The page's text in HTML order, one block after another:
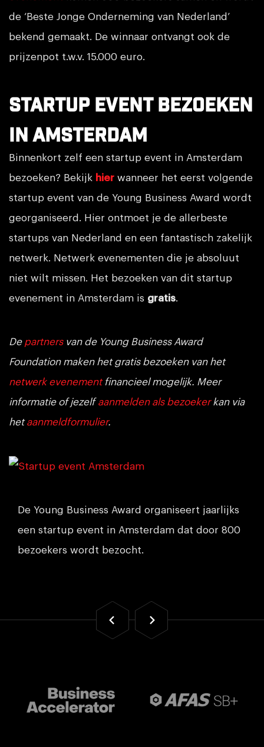
de ‘Beste Jonge Onderneming van Nederland’
bekend gemaakt. De winnaar ontvangt ook de
prijzenpot t.w.v. 15.000 euro.
Startup event bezoeken
in Amsterdam
Binnenkort zelf een startup event in Amsterdam
bezoeken? Bekijk hier wanneer het eerst volgende
startup event van de Young Business Award wordt
georganiseerd. Hier ontmoet je de allerbeste
startups van Nederland en een fantastisch zakelijk
netwerk. Netwerk evenementen die je absoluut
niet wilt missen. Het bezoeken van dit startup
evenement in Amsterdam is gratis.
De partnersvan de Young Business Award
Foundation maken het gratis bezoeken van het
netwerk evenementfinancieel mogelijk. Meer
informatie of jezelf aanmelden als bezoekerkan via
hetaanmeldformulier.
De Young Business Award organiseert jaarlijks
een startup event in Amsterdam dat door 800
bezoekers wordt bezocht.